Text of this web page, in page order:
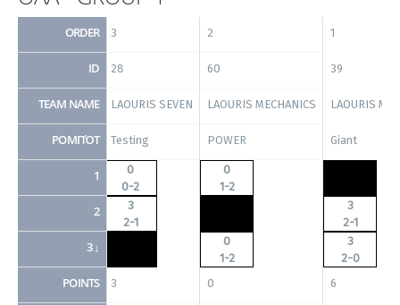
ORDER
ID
TEAM NAME
ΡΟΜΠΌΤ
1
2
3 ↓
POINTS
3
28
LAOURIS SEVEN
Testing
0
0-2
3
2-1
3
2
60
LAOURIS MECHANICS
POWER
0
1-2
0
1-2
0
1
39
LAOURIS
Giant
3
2-1
3
2-0
6